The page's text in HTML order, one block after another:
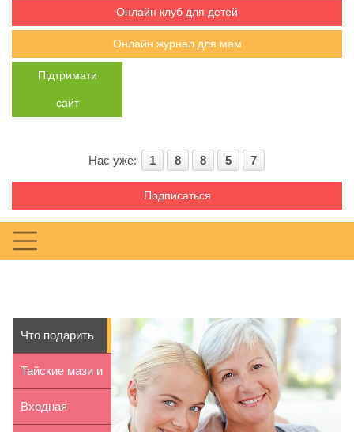
Онлайн клуб для детей
Онлайн журнал для мам
Підтримати
сайт
Нас уже: 1 8 8 5 7
Подписаться
Что подарить
свекрови
Тайские мази и
бальзамы:
Входная